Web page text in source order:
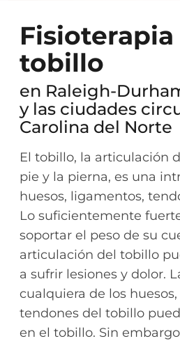
Fisioterapia
tobillo
en Raleigh-
y las ciudades
Carolina del Norte
El tobillo, la articulación
pie y la pierna, es una
huesos, ligamentos,
Lo suficientemente
soportar el peso de su
articulación del tobillo
a sufrir lesiones y dolor.
cualquiera de los
tendones del tobillo
en el tobillo. Sin